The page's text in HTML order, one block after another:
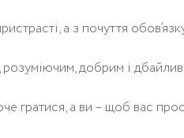
а з почуття
добрим і
гратися, а ви – щоб вас